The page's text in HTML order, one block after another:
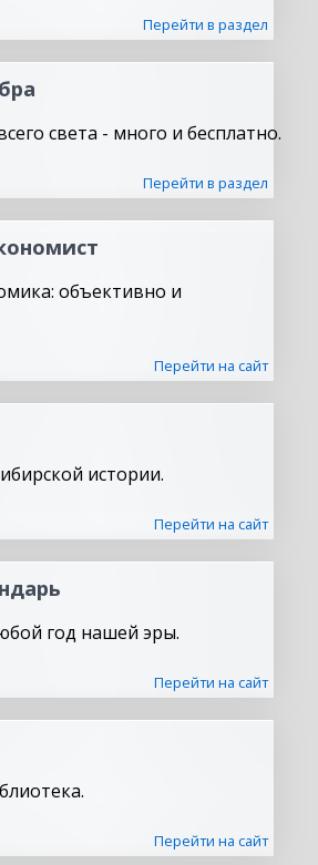
Перейти в раздел
света - много и бесплатно.
Перейти в раздел
объективно и
Перейти на сайт
истории.
Перейти на сайт
год нашей эры.
Перейти на сайт
Перейти на сайт